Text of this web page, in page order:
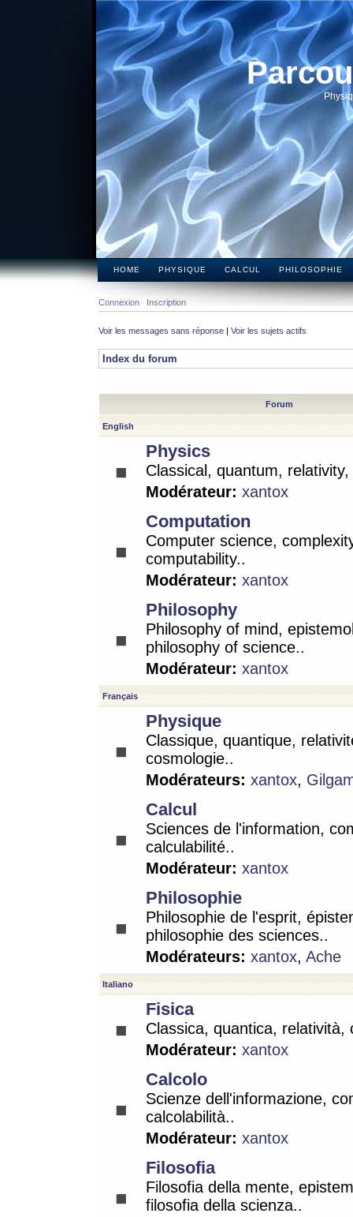
HOME PHYSIQUE CALCUL PHILOSOPHIE
Connexion Inscription
Voir les messages sans réponse | Voir les sujets actifs
Index du forum
Forum
English
Physics
Classical, quantum,
Modérateur: xantox
Computation
Computer science,
computability..
Modérateur: xantox
Philosophy
Philosophy of mind,
philosophy of science..
Modérateur: xantox
Français
Physique
Classique, quantique,
cosmologie..
Modérateurs: xantox,
Calcul
Sciences de l'information,
calculabilité..
Modérateur: xantox
Philosophie
Philosophie de l'esprit,
philosophie des sciences..
Modérateurs: xantox, Ache
Italiano
Fisica
Classica, quantica, relatività,
Modérateur: xantox
Calcolo
Scienze dell'informazione,
calcolabilità..
Modérateur: xantox
Filosofia
Filosofia della mente,
filosofia della scienza..